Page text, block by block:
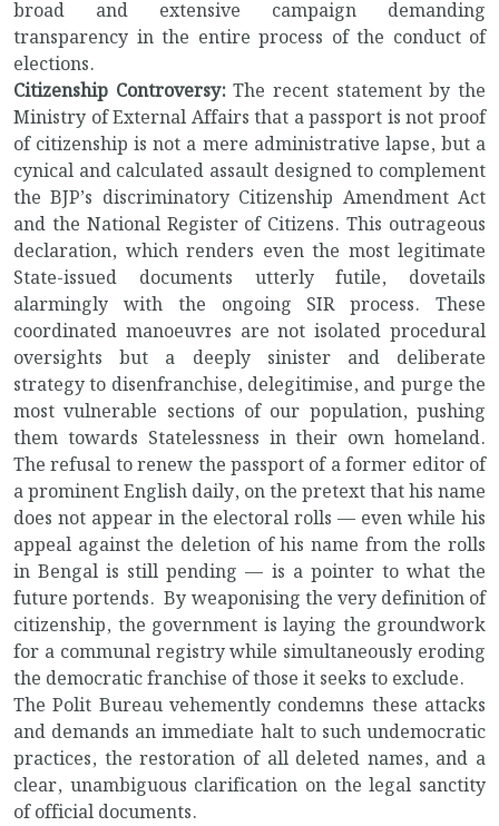
broad and extensive campaign demanding
transparency in the entire process of the conduct of
elections.
Citizenship Controversy:The recent statement by the
Ministry of External Affairs that a passport is not proof
of citizenship is not a mere administrative lapse, but a
cynical and calculated assault designed to complement
the BJP’s discriminatory Citizenship Amendment Act
and the National Register of Citizens. This outrageous
declaration, which renders even the most legitimate
State-issued documents utterly futile, dovetails
alarmingly with the ongoing SIR process.
These
coordinated manoeuvres are not isolated procedural
oversights but a deeply sinister and deliberate
strategy to disenfranchise, delegitimise, and purge the
most vulnerable sections of our population, pushing
them towards Statelessness in their own homeland.
The refusal to renew the passport of a former editor of
a prominent English daily, on the pretext that his name
does not appear in the electoral rolls — even while his
appeal against the deletion of his name from the rolls
in Bengal is still pending — is a pointer to what the
future portends. By weaponising the very definition of
citizenship, the government is laying the groundwork
for a communal registry while simultaneously eroding
the democratic franchise of those it seeks to exclude.
The Polit Bureau vehemently condemns these attacks
and demands an immediate halt to such undemocratic
practices, the restoration of all deleted names, and a
clear, unambiguous clarification on the legal sanctity
of official documents.